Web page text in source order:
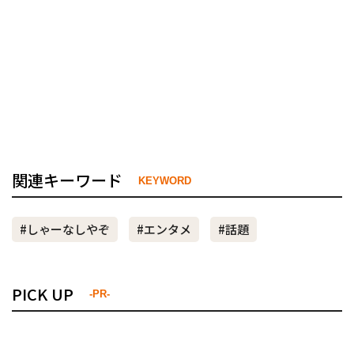
関連キーワード KEYWORD
#しゃーなしやぞ #エンタメ #話題
PICK UP -PR-